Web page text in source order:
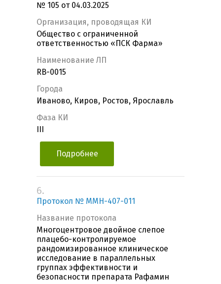
№ 105 от 04.03.2025
Организация, проводящая КИ
Общество с ограниченной
ответственностью «ПСК Фарма»
Наименование ЛП
RB-0015
Города
Иваново, Киров, Ростов, Ярославль
Фаза КИ
Подробнее
6.
Протокол № MMH-407-011
Название протокола
Многоцентровое двойное слепое
плацебо-контролируемое
рандомизированное клиническое
исследование в параллельных
группах эффективности и
безопасности препарата Рафамин